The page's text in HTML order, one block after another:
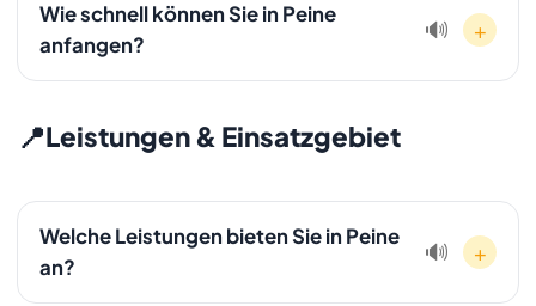
Wie schnell können Sie in Peine
anfangen?
🔊 +
Stunden mit der Entrümpelung in Peine beginnen. Bei
dringenden Fällen ist oft ein kurzfristiger Start am selben
📍Leistungen & Einsatzgebiet
Welche Leistungen bieten Sie in Peine
an?
🔊 +